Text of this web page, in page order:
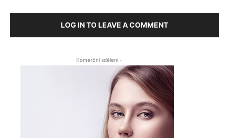
LOG IN TO LEAVE A COMMENT
- Komerční sdělení -